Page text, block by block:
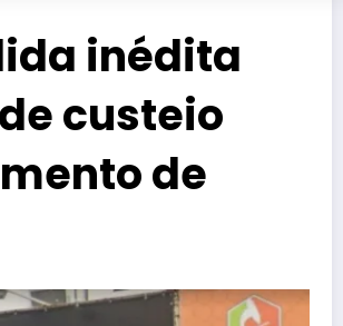
inédita
custeio
de